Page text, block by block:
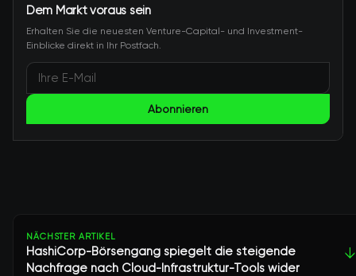
Dem Markt voraus sein
Erhalten Sie die neuesten Venture-Capital- und Investment-
Einblicke direkt in Ihr Postfach.
Abonnieren
NÄCHSTER ARTIKEL
HashiCorp-Börsengang spiegelt die steigende
Nachfrage nach Cloud-Infrastruktur-Tools wider
↓